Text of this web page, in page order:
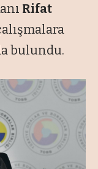
Rifat
bulundu.